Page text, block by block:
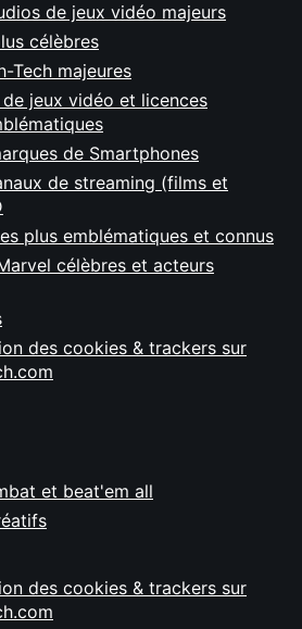
de jeux vidéo majeurs
célèbres
Tech majeures
jeux vidéo et licences
de Smartphones
de streaming (films et
plus emblématiques et connus
célèbres et acteurs
des cookies & trackers sur
et beat'em all
des cookies & trackers sur